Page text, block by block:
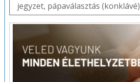
jegyzet, pápaválasztás (konklávé)